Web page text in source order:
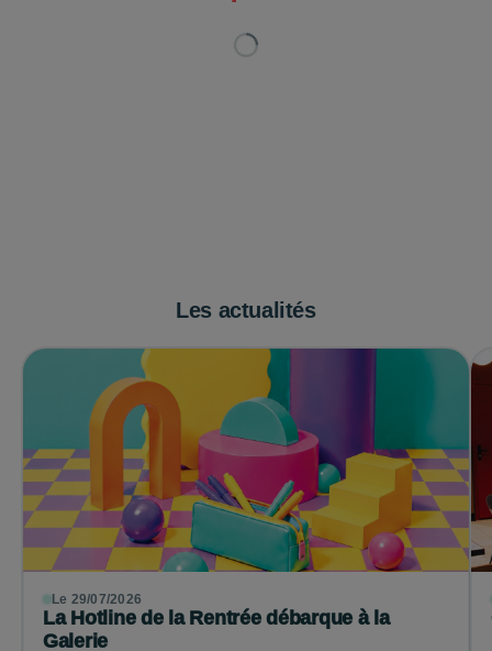
Les actualités
Le 29/07/2026
La Hotline de la Rentrée débarque à la
Galerie